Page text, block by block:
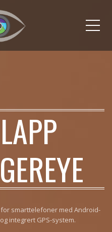
smarttelefoner med Android-
integrert GPS-system.